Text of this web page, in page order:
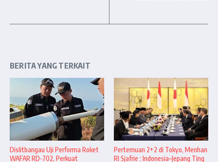
BERITA YANG TERKAIT
Dislitbangau Uji Performa Roket
WAFAR RD-702, Perkuat
Pertemuan 2+2 di Tokyo, Menhan
RI Sjafrie : Indonesia–Jepang Ting